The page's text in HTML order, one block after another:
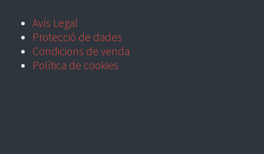
Avís Legal
Protecció de dades
Condicions de venda
Política de cookies